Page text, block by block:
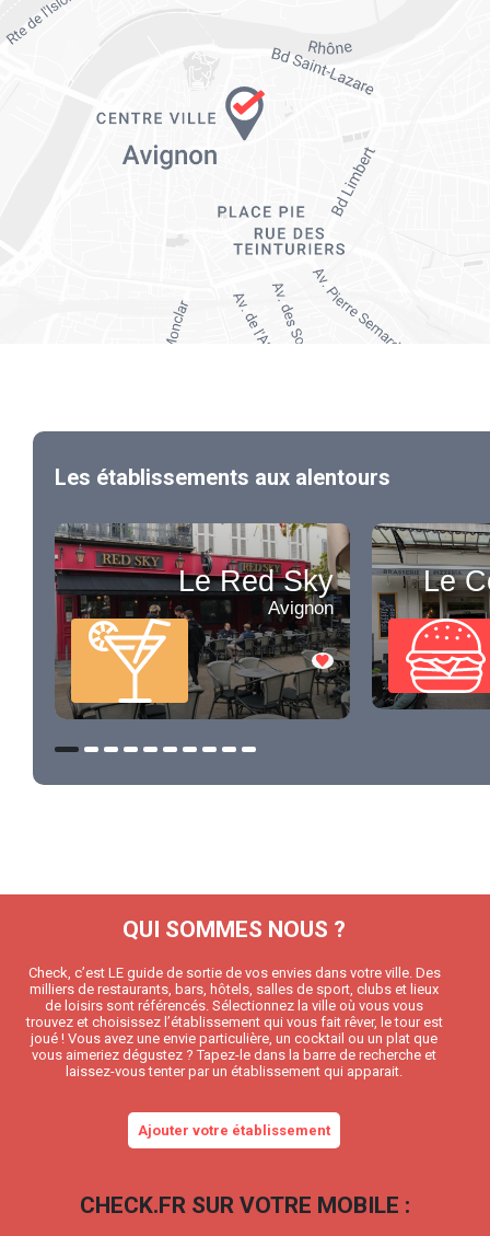
Les établissements aux alentours
Le Red Sky
Avignon
Le
QUI SOMMES NOUS ?
Check, c’est LE guide de sortie de vos envies dans votre ville. Des
milliers de restaurants, bars, hôtels, salles de sport, clubs et lieux
de loisirs sont référencés. Sélectionnez la ville où vous vous
trouvez et choisissez l’établissement qui vous fait rêver, le tour est
joué ! Vous avez une envie particulière, un cocktail ou un plat que
vous aimeriez dégustez ? Tapez-le dans la barre de recherche et
laissez-vous tenter par un établissement qui apparait.
Ajouter votre établissement
CHECK.FR SUR VOTRE MOBILE :